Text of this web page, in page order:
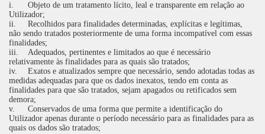
i.
Objeto de um tratamento lícito, leal e transparente em relação ao
Utilizador;
ii.
Recolhidos para finalidades determinadas, explícitas e legítimas,
não sendo tratados posteriormente de uma forma incompatível com essas
finalidades;
iii.
Adequados, pertinentes e limitados ao que é necessário
relativamente às finalidades para as quais são tratados;
iv.
Exatos e atualizados sempre que necessário, sendo adotadas todas as
medidas adequadas para que os dados inexatos, tendo em conta as
finalidades para que são tratados, sejam apagados ou retificados sem
demora;
v.
Conservados de uma forma que permite a identificação do
Utilizador apenas durante o período necessário para as finalidades para as
quais os dados são tratados;